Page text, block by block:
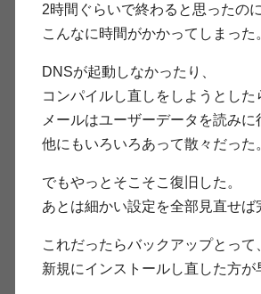
2時間ぐらいで終わると思ったのに
こんなに時間がかかってしまった
DNSが起動しなかったり、
コンパイルし直しをしようとした
メールはユーザーデータを読みに
他にもいろいろあって散々だった
でもやっとそこそこ復旧した。
あとは細かい設定を全部見直せば
これだったらバックアップとって
新規にインストールし直した方が